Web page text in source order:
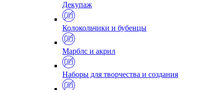
Декупаж
Колокольчики и бубенцы
Марблс и акрил
Наборы для творчества и создания